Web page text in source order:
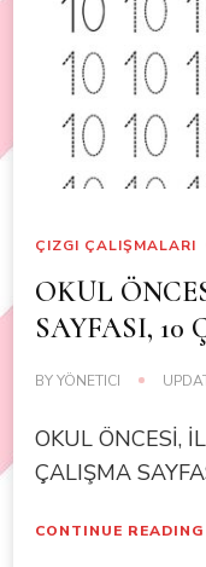
ÇIZGI ÇALIŞMALARI
OKUL
SAYFASI, 10
BYYÖNETICI
OKUL ÖNCESİ,
ÇALIŞMA
CONTINUE READING